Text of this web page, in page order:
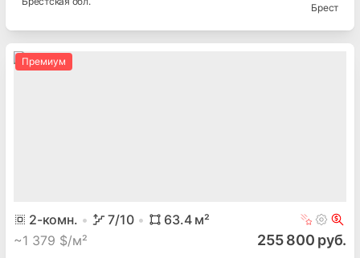
Брест
Премиум
2-комн. 7/10 63.4м²
~1 379 $/м² 255 800 руб.